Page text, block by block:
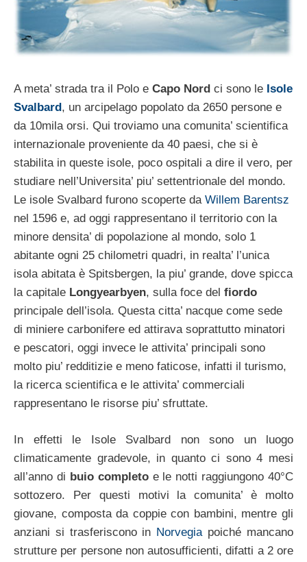
A meta’ strada tra il Polo e Capo Nord ci sono le Isole
Svalbard , un arcipelago popolato da 2650 persone e
da 10mila orsi. Qui troviamo una comunita’ scientifica
internazionale proveniente da 40 paesi, che si è
stabilita in queste isole, poco ospitali a dire il vero, per
studiare nell’Universita’ piu’ settentrionale del mondo.
Le isole Svalbard furono scoperte da Willem Barentsz
nel 1596 e, ad oggi rappresentano il territorio con la
minore densita’ di popolazione al mondo, solo 1
abitante ogni 25 chilometri quadri, in realta’ l’unica
isola abitata è Spitsbergen, la piu’ grande, dove spicca
la capitale Longyearbyen, sulla foce del fiordo
principale dell’isola. Questa citta’ nacque come sede
di miniere carbonifere ed attirava soprattutto minatori
e pescatori, oggi invece le attivita’ principali sono
molto piu’ redditizie e meno faticose, infatti il turismo,
la ricerca scientifica e le attivita’ commerciali
rappresentano le risorse piu’ sfruttate.
In effetti le Isole Svalbard non sono un luogo
climaticamente gradevole, in quanto ci sono 4 mesi
all’anno di buio completoe le notti raggiungono 40°C
sottozero. Per questi motivi la comunita’ è molto
giovane, composta da coppie con bambini, mentre gli
anziani si trasferiscono in Norvegia poiché mancano
strutture per persone non autosufficienti, difatti a 2 ore